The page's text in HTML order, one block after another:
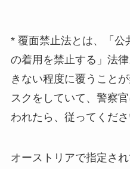
* 覆面禁止法とは、「公
の着用を禁止する」法
きない程度に覆うこと
スクをしていて、警察
われたら、従ってくださ
オーストリアで指定さ